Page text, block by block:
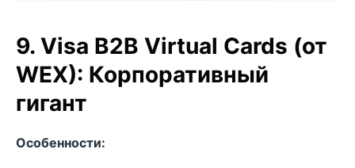
9. Visa B2B Virtual Cards (от
WEX): Корпоративный
гигант
Особенности: